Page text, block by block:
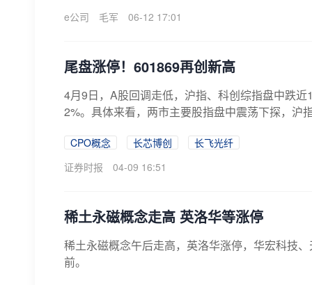
e公司
毛军 06-12 17:01
尾盘涨停！601869再创新高
4月9日，A股回调走低，沪指、科创综指盘中跌
2%。具体来看，两市主要股指盘中震荡下探，沪
CPO概念 长芯博创
长飞光纤
证券时报
04-09 16:51
稀土永磁概念走高 英洛华等涨停
稀土永磁概念午后走高，英洛华涨停，华宏科技
前。